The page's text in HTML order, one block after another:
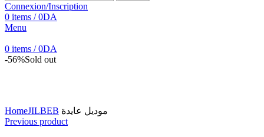
Connexion/Inscription
0 items / 0DA
Menu
0 items / 0DA
-56%Sold out
HomeJILBEB موديل عايدة
Previous product